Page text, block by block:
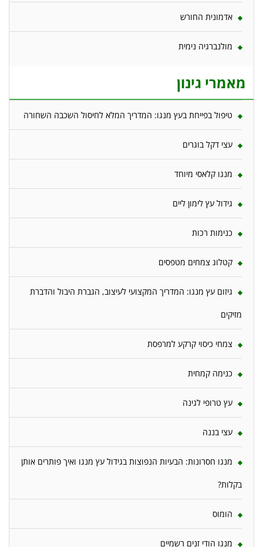
אדמונית החורש
מולנברגיה נימית
מאמרי גינון
טיפול בפייחת בעץ מנגו: המדריך המלא לחיסול השכבה השחורה
עצי דקל בוגרים
מנגו קלאסי מיוחד
גידול עץ לימון ליים
כנימות רכות
קטלוג צמחים מטפסים
גיזום עץ מנגו: המדריך המקצועי לעיצוב, הגברת היבול והדברת
מזיקים
צמחי כיסוי קרקע למרפסת
כנימה קמחית
עץ טרופי לגינה
עצי בננה
מנגו חסרונות: הבעיות הנפוצות בגידול עץ מנגו ואיך פותרים אותן
בקלות?
הומוס
מנגו הודי זנים רשמיים